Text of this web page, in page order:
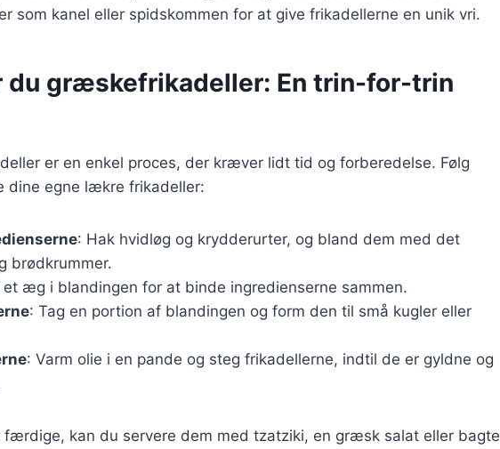
som kanel eller spidskommen for at give frikadellerne en unik vri.
du græskefrikadeller: En trin-for-trin
er en enkel proces, der kræver lidt tid og forberedelse. Følg
dine egne lækre frikadeller:
: Hak hvidløg og krydderurter, og bland dem med det
brødkrummer.
et æg i blandingen for at binde ingredienserne sammen.
: Tag en portion af blandingen og form den til små kugler eller
: Varm olie i en pande og steg frikadellerne, indtil de er gyldne og
færdige, kan du servere dem med tzatziki, en græsk salat eller bagte